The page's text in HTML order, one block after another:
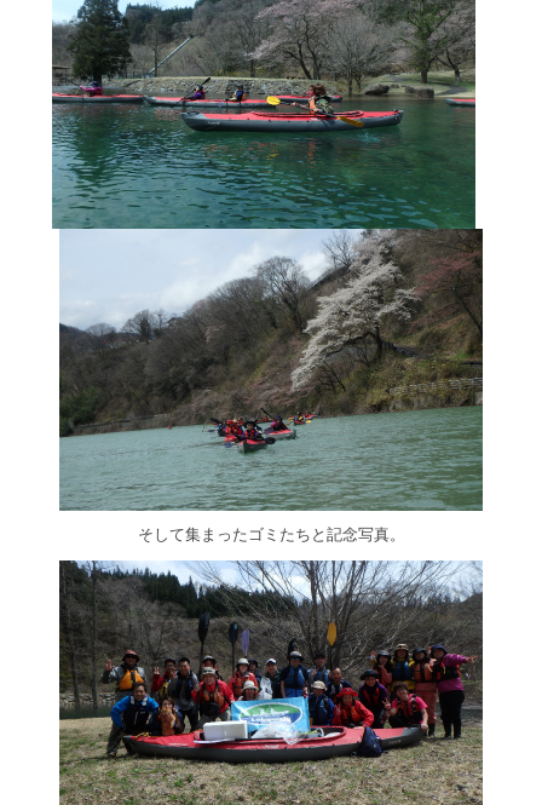
そして集まったゴミたちと記念写真。